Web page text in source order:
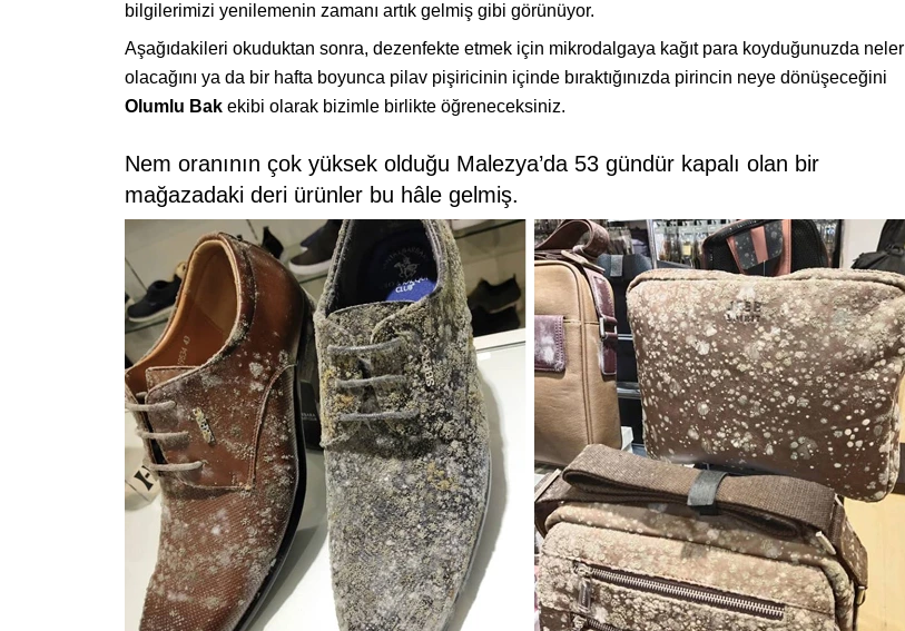
bilgilerimizi yenilemenin zamanı artık gelmiş gibi görünüyor.
Aşağıdakileri okuduktan sonra, dezenfekte etmek için mikrodalgaya kağıt para koyduğunuzda neler
olacağını ya da bir hafta boyunca pilav pişiricinin içinde bıraktığınızda pirincin neye dönüşeceğini
Olumlu Bak ekibi olarak bizimle birlikte öğreneceksiniz.
Nem oranının çok yüksek olduğu Malezya’da 53 gündür kapalı olan bir
mağazadaki deri ürünler bu hâle gelmiş.